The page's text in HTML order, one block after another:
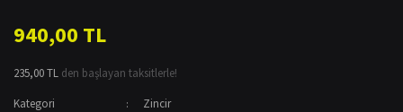
940,00 TL
235,00 TL den başlayan taksitlerle!
Kategori
Zincir